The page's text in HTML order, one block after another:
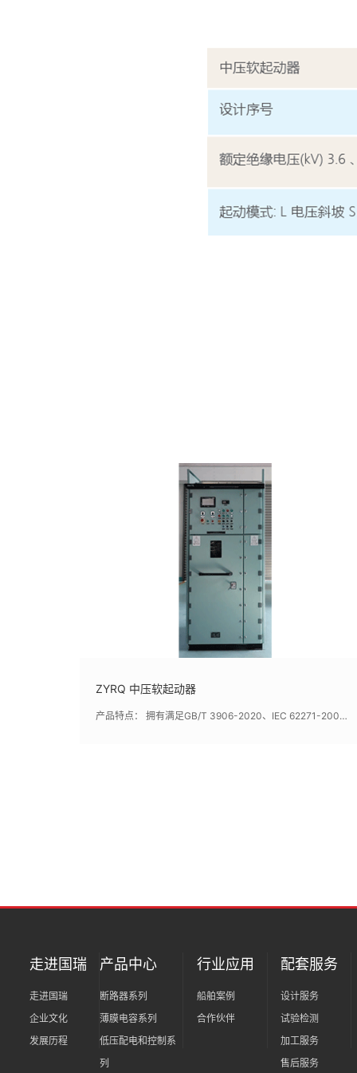
ZYRQ 中压软起动器
产品特点： 拥有满足GB/T 3906-2020、IEC 62271-200的全套型式试验报告，LR、CCS船级社型式认可证书,多种起动模式选择，满足各种电机及电力系统起动要求
走进国瑞
走进国瑞
企业文化
发展历程
产品中心
断路器系列
薄膜电容系列
低压配电和控制系
列
行业应用
船舶案例
合作伙伴
配套服务
设计服务
试验检测
加工服务
售后服务